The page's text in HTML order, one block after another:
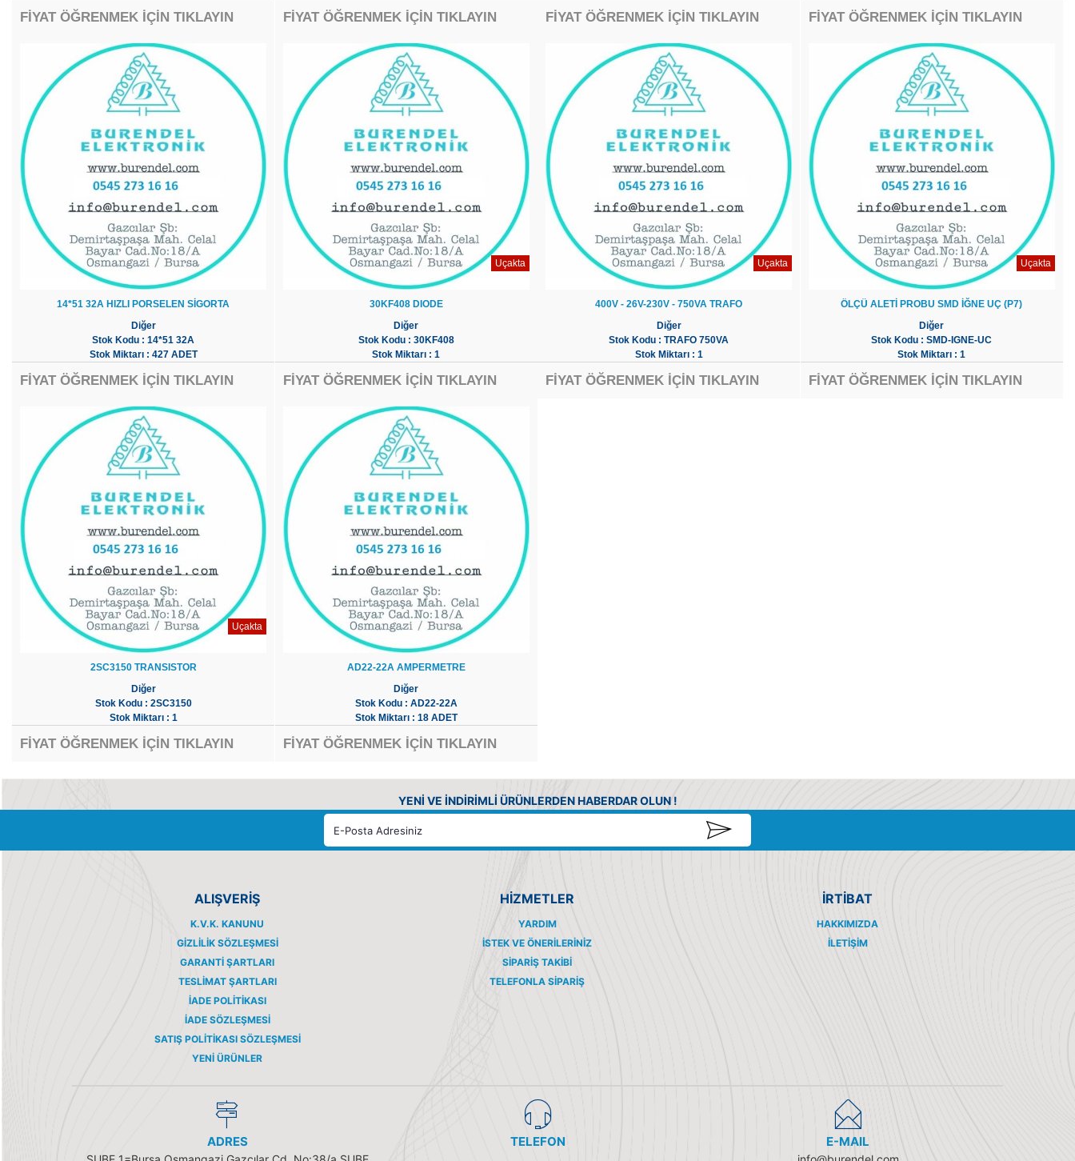
FİYAT ÖĞRENMEK İÇİN TIKLAYIN FİYAT ÖĞRENMEK İÇİN TIKLAYIN FİYAT ÖĞRENMEK İÇİN TIKLAYIN FİYAT ÖĞRENMEK İÇİN TIKLAYIN
14*51 32A HIZLI PORSELEN SİGORTA
Diğer
Stok Kodu : 14*51 32A
Stok Miktarı : 427 ADET
FİYAT ÖĞRENMEK İÇİN TIKLAYIN
Uçakta
30KF408 DIODE
Diğer
Stok Kodu : 30KF408
Stok Miktarı : 1
FİYAT ÖĞRENMEK İÇİN TIKLAYIN
Uçakta
400V - 26V-230V - 750VA TRAFO
Diğer
Stok Kodu : TRAFO 750VA
Stok Miktarı : 1
FİYAT ÖĞRENMEK İÇİN TIKLAYIN
Uçakta
ÖLÇÜ ALETİ PROBU SMD İĞNE UÇ (P7)
Diğer
Stok Kodu : SMD-IGNE-UC
Stok Miktarı : 1
FİYAT ÖĞRENMEK İÇİN TIKLAYIN
Uçakta
2SC3150 TRANSISTOR
Diğer
Stok Kodu : 2SC3150
Stok Miktarı : 1
FİYAT ÖĞRENMEK İÇİN TIKLAYIN
AD22-22A AMPERMETRE
Diğer
Stok Kodu : AD22-22A
Stok Miktarı : 18 ADET
FİYAT ÖĞRENMEK İÇİN TIKLAYIN
YENİ VE İNDİRİMLİ ÜRÜNLERDEN HABERDAR OLUN !
ALIŞVERİŞ
K.V.K. KANUNU
GIZLILIK SÖZLEŞMESI
GARANTI ŞARTLARI
TESLIMAT ŞARTLARI
İADE POLITIKASI
İADE SÖZLEŞMESI
SATIŞ POLITIKASI SÖZLEŞMESI
YENI ÜRÜNLER
HİZMETLER
YARDIM
İSTEK VE ÖNERILERINIZ
SIPARIŞ TAKIBI
TELEFONLA SIPARIŞ
İRTİBAT
HAKKIMIZDA
İLETIŞIM
ADRES TELEFON E-MAIL